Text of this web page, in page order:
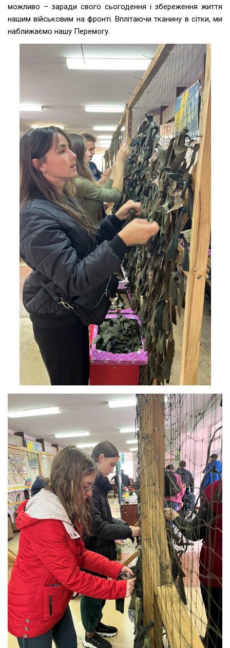
можливо – заради свого сьогодення і збереження життя
нашим військовим на фронті. Вплітаючи тканину в сітки, ми
наближаємо нашу Перемогу.